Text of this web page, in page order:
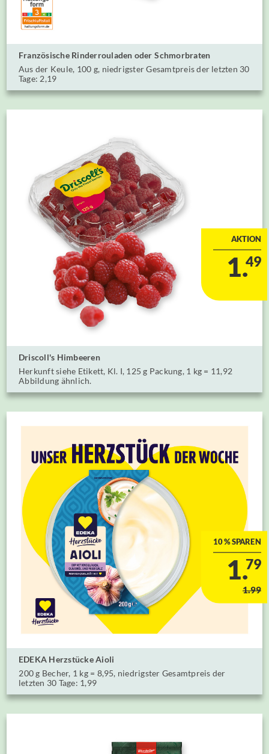
Französische Rinderrouladen oder ⁣⁣Schmorbraten
Aus der Keule, 100 g⁣, niedrigster Gesamtpreis der letzten 30
Tage: 2,19
AKTION
1.49
Driscoll's Himbeeren
Herkunft siehe Etikett, Kl. I, 125 g Packung, ⁣1 kg = 11,92
⁣Abbildung ähnlich.
10 % SPAREN
1.79
1.99
EDEKA Herzstücke Aioli
⁣⁣200 g Becher, 1 kg = 8,95, niedrigster Gesamtpreis der
letzten 30 Tage: 1,99